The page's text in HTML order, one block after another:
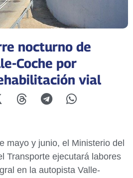
nocturno de
Coche por
vial
mayo y junio, el Ministerio del
Transporte ejecutará labores
en la autopista Valle-